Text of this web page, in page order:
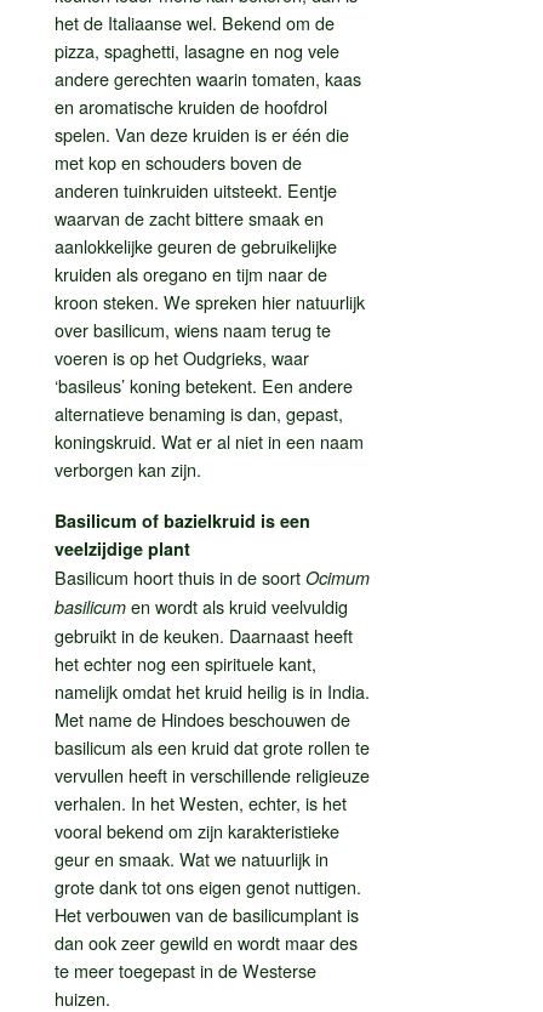
het de Italiaanse wel. Bekend om de
pizza, spaghetti, lasagne en nog vele
andere gerechten waarin tomaten, kaas
en aromatische kruiden de hoofdrol
spelen. Van deze kruiden is er één die
met kop en schouders boven de
anderen tuinkruiden uitsteekt. Eentje
waarvan de zacht bittere smaak en
aanlokkelijke geuren de gebruikelijke
kruiden als oregano en tijm naar de
kroon steken. We spreken hier natuurlijk
over basilicum, wiens naam terug te
voeren is op het Oudgrieks, waar
‘basileus’ koning betekent. Een andere
alternatieve benaming is dan, gepast,
koningskruid. Wat er al niet in een naam
verborgen kan zijn.
Basilicum of bazielkruid is een
veelzijdige plant
Basilicum hoort thuis in de soort Ocimum
basilicum en wordt als kruid veelvuldig
gebruikt in de keuken. Daarnaast heeft
het echter nog een spirituele kant,
namelijk omdat het kruid heilig is in India.
Met name de Hindoes beschouwen de
basilicum als een kruid dat grote rollen te
vervullen heeft in verschillende religieuze
verhalen. In het Westen, echter, is het
vooral bekend om zijn karakteristieke
geur en smaak. Wat we natuurlijk in
grote dank tot ons eigen genot nuttigen.
Het verbouwen van de basilicumplant is
dan ook zeer gewild en wordt maar des
te meer toegepast in de Westerse
huizen.